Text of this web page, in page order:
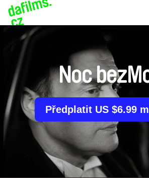
Noc
Předplatit US $6.99